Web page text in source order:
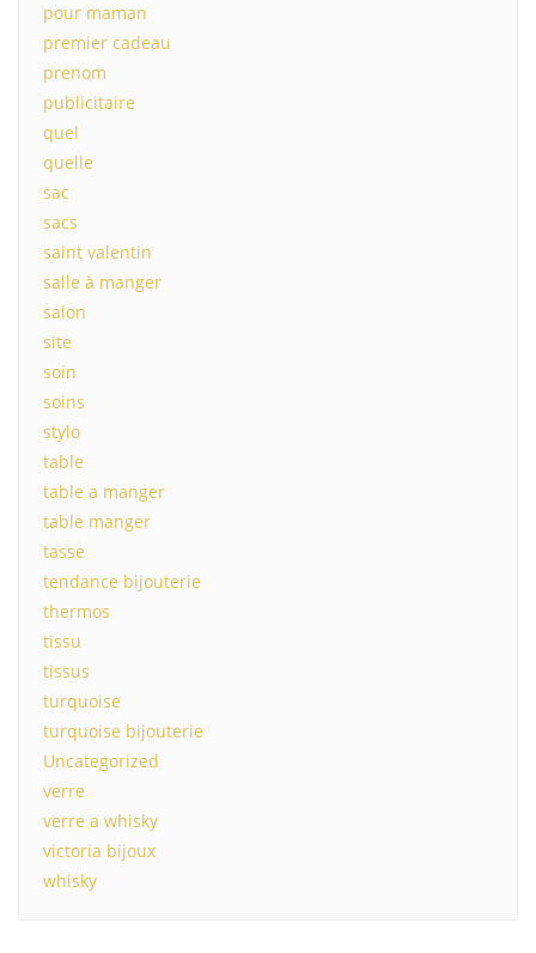
pour maman
premier cadeau
prenom
publicitaire
quel
quelle
sac
sacs
saint valentin
salle à manger
salon
site
soin
soins
stylo
table
table a manger
table manger
tasse
tendance bijouterie
thermos
tissu
tissus
turquoise
turquoise bijouterie
Uncategorized
verre
verre a whisky
victoria bijoux
whisky